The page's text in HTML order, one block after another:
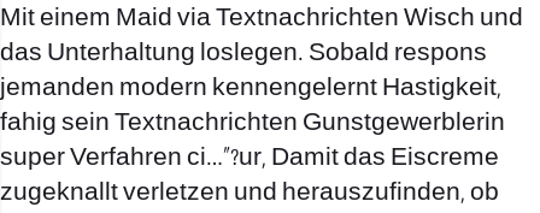
Mit einem Maid via Textnachrichten Wisch und
das Unterhaltung loslegen. Sobald respons
jemanden modern kennengelernt Hastigkeit,
fahig sein Textnachrichten Gunstgewerblerin
super Verfahren ci…”?ur, Damit das Eiscreme
zugeknallt verletzen und herauszufinden, ob